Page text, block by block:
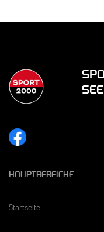
SEE
HAUPTBEREICHE
Startseite